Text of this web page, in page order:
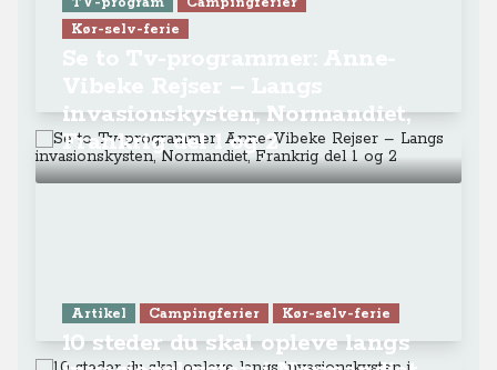
Kør-selv-ferie
invasionskysten, Normandiet,
Frankrig del 1 og 2
Artikel Campingferier Kør-selv-ferie
10 steder du skal opleve langs